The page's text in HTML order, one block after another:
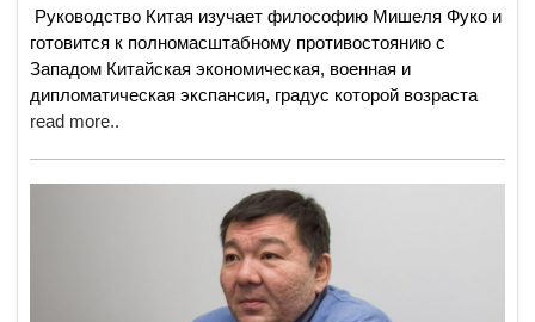
Руководство Китая изучает философию Мишеля Фуко и
готовится к полномасштабному противостоянию с
Западом Китайская экономическая, военная и
дипломатическая экспансия, градус которой возраста
read more..